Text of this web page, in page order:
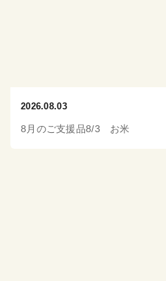
2026.08.03
8月のご支援品8/3 お米